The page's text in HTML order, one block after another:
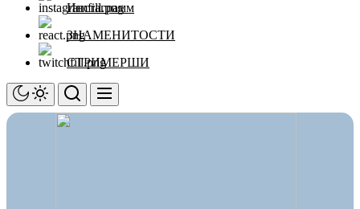
Инстаграмм
ЗНАМЕНИТОСТИ
СТРИМЕРШИ